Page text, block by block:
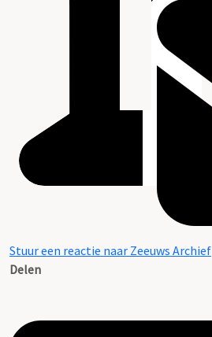
Stuur een reactie naar Zeeuws Archief
Delen